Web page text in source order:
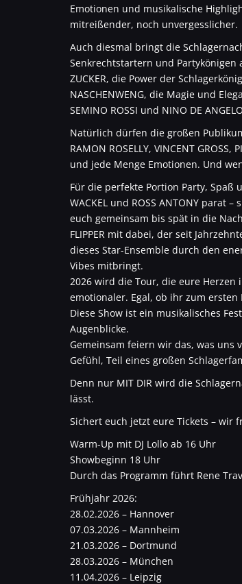
Emotionen und musikalische
mitreißender, noch unvergesslicher.
Auch diesmal bringt die
Senkrechtstartern und Partykönigen
ZUCKER, die Power der
NASCHENWENG, die Magie und
SEMINO ROSSI und NINO DE
Natürlich dürfen die großen
RAMON ROSELLY, VINCENT
und jede Menge Emotionen. Und
Für die perfekte Portion Party, Spaß
WACKEL und ROSS ANTONY parat
euch gemeinsam bis spät in die
FLIPPER mit dabei, der seit
dieses Star-Ensemble durch den
Vibes mitbringt.
2026 wird die Tour, die eure Herzen
emotionaler. Egal, ob ihr zum
Diese Show ist ein musikalisches
Augenblicke.
Gemeinsam feiern wir das, was uns
Gefühl, Teil eines großen
Denn nur MIT DIR wird die
lässt.
Sichert euch jetzt eure Tickets – wir
Warm-Up mit DJ Lollo ab 16 Uhr
Showbeginn 18 Uhr
Durch das Programm führt Rene
Frühjahr 2026:
28.02.2026 – Hannover
07.03.2026 – Mannheim
21.03.2026 – Dortmund
28.03.2026 – München
11.04.2026 – Leipzig